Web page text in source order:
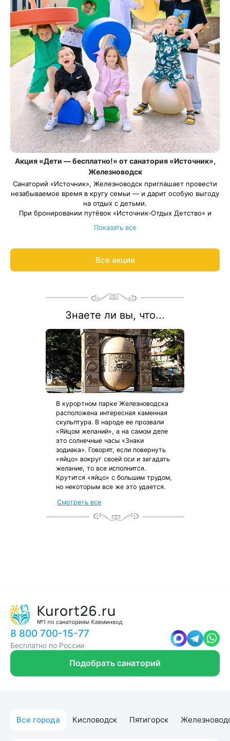
Акция «Дети — бесплатно!» от санатория «Источник»,
Железноводск
Санаторий «Источник», Железноводск приглашает провести
незабываемое время в кругу семьи — и дарит особую выгоду
на отдых с детьми.
При бронировании путёвок «Источник‑Отдых Детство» и
«Источник-Отдых Детство Лайт» оплачивается только
стоимость путевки для взрослого. Ребенок отдыхает
августа 2026.
*Акция распространяется на детей в возрасте от 3 до 7 лет
Рассчитаем цену со скидкой и забронируем отдых по
Показать все
Все акции
Знаете ли вы, что...
В курортном парке Железноводска
расположена интересная каменная
скульптура. В народе ее прозвали
«Яйцом желаний», а на самом деле
это солнечные часы «Знаки
зодиака». Говорят, если повернуть
«яйцо» вокруг своей оси и загадать
желание, то все исполнится.
Крутится «яйцо» с большим трудом,
но некоторым все же это удается.
Смотреть все
от местных жителей
с чек-листом
и туристической картой
8 800 700-15-77
Бесплатно по России
Подобрать санаторий
Все города Кисловодск Пятигорск